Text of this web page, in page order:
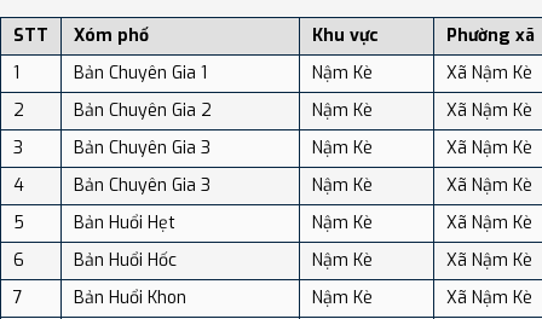
STT Xóm phố Khu vực
Phường xã
1
Bản Chuyên Gia 1 Nậm Kè
Xã Nậm Kè
2
Bản Chuyên Gia 2 Nậm Kè
Xã Nậm Kè
3
Bản Chuyên Gia 3 Nậm Kè
Xã Nậm Kè
4
Bản Chuyên Gia 3 Nậm Kè
Xã Nậm Kè
5
Bản Huổi Hẹt Nậm Kè
Xã Nậm Kè
6
Bản Huổi Hốc Nậm Kè
Xã Nậm Kè
7
Bản Huổi Khon Nậm Kè
Xã Nậm Kè